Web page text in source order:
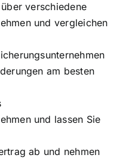
verschiedene
und vergleichen
am besten
und lassen Sie
ab und nehmen